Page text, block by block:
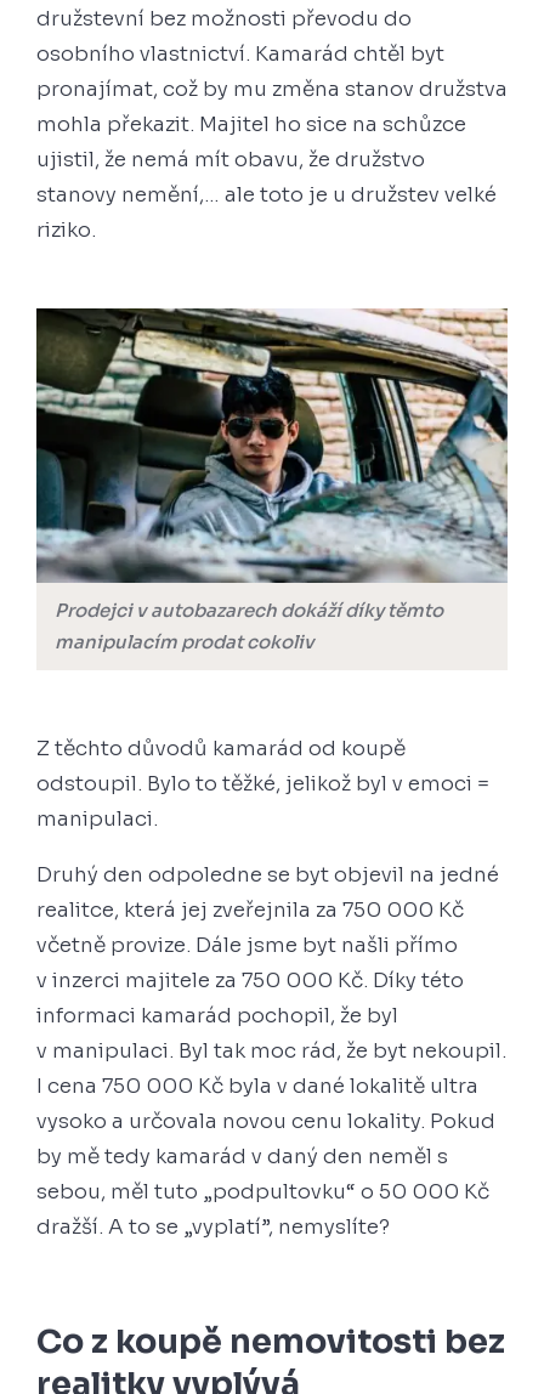
družstevní bez možnosti převodu do
osobního vlastnictví. Kamarád chtěl byt
pronajímat, což by mu změna stanov družstva
mohla překazit. Majitel ho sice na schůzce
ujistil, že nemá mít obavu, že družstvo
stanovy nemění,… ale toto je u družstev velké
riziko.
Prodejci v autobazarech dokáží díky těmto
manipulacím prodat cokoliv
Z těchto důvodů kamarád od koupě
odstoupil. Bylo to těžké, jelikož byl v emoci =
manipulaci.
Druhý den odpoledne se byt objevil na jedné
realitce, která jej zveřejnila za 750 000 Kč
včetně provize. Dále jsme byt našli přímo
v inzerci majitele za 750 000 Kč. Díky této
informaci kamarád pochopil, že byl
v manipulaci. Byl tak moc rád, že byt nekoupil.
I cena 750 000 Kč byla v dané lokalitě ultra
vysoko a určovala novou cenu lokality. Pokud
by mě tedy kamarád v daný den neměl s
sebou, měl tuto „podpultovku“ o 50 000 Kč
dražší. A to se „vyplatí”, nemyslíte?
Co z koupě nemovitosti bez
realitky vyplývá